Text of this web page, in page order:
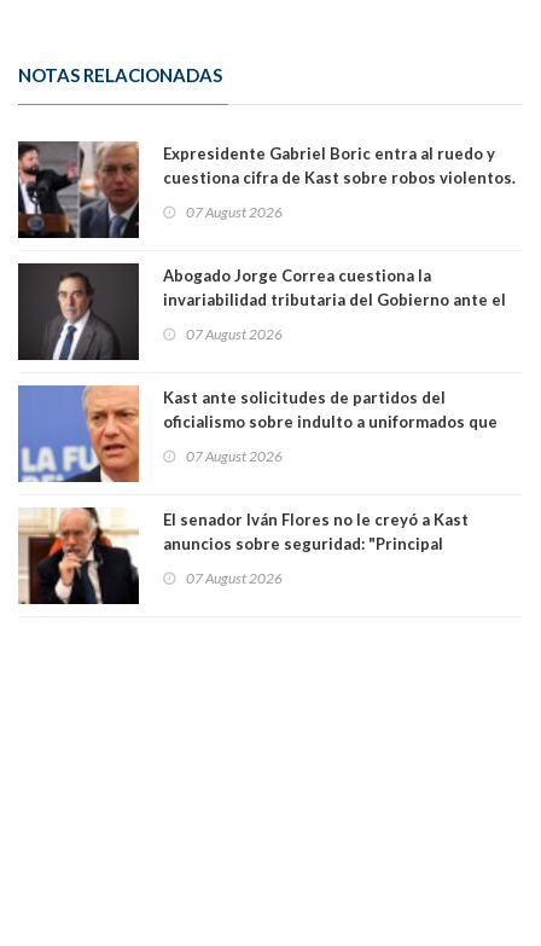
NOTAS RELACIONADAS
Expresidente Gabriel Boric entra al ruedo y
cuestiona cifra de Kast sobre robos violentos.
07 August 2026
Abogado Jorge Correa cuestiona la
invariabilidad tributaria del Gobierno ante el
democracia” y "defendemos la alternancia en el
07 August 2026
Kast ante solicitudes de partidos del
oficialismo sobre indulto a uniformados que
07 August 2026
El senador Iván Flores no le creyó a Kast
anuncios sobre seguridad: "Principal
perseguir ruta del dinero y levantar secreto
07 August 2026